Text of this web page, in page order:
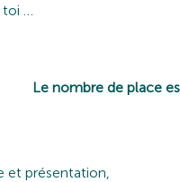
toi …
Le nombre de place
et présentation,